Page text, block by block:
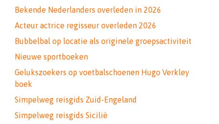
Bekende Nederlanders overleden in 2026
Acteur actrice regisseur overleden 2026
Bubbelbal op locatie als originele groepsactiviteit
Nieuwe sportboeken
Gelukszoekers op voetbalschoenen Hugo Verkley
boek
Simpelweg reisgids Zuid-Engeland
Simpelweg reisgids Sicilië